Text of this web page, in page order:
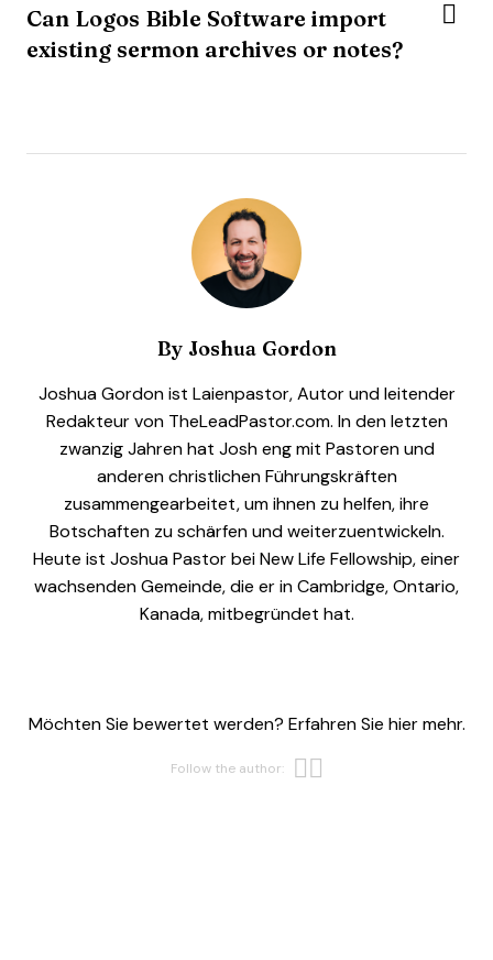
Can Logos Bible Software import
existing sermon archives or notes?
ByJoshua Gordon
Joshua Gordon ist Laienpastor, Autor und leitender
Redakteur von TheLeadPastor.com. In den letzten
zwanzig Jahren hat Josh eng mit Pastoren und
anderen christlichen Führungskräften
zusammengearbeitet, um ihnen zu helfen, ihre
Botschaften zu schärfen und weiterzuentwickeln.
Heute ist Joshua Pastor bei New Life Fellowship, einer
wachsenden Gemeinde, die er in Cambridge, Ontario,
Kanada, mitbegründet hat.
Möchten Sie bewertet werden? Erfahren Sie hier mehr.
Follow the author: Opens new